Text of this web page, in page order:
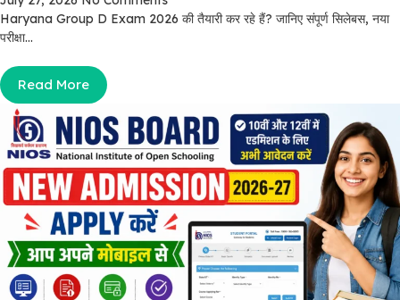
Haryana Group D Exam 2026 की तैयारी कर रहे हैं? जानिए संपूर्ण सिलेबस, नया
परीक्षा...
Read More